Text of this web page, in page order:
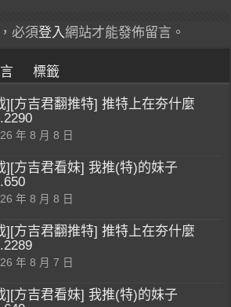
必須登入 網站才能發佈留言。
標籤
][方吉君翻推特] 推特上在夯什麼
年 8 月 8 日
][方吉君看妹] 我推(特)的妹子
年 8 月 8 日
][方吉君翻推特] 推特上在夯什麼
年 8 月 7 日
][方吉君看妹] 我推(特)的妹子